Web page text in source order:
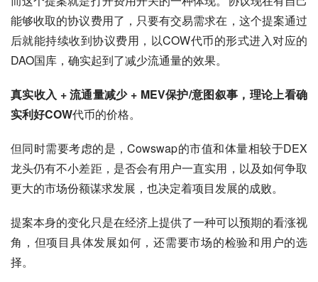
能够收取的协议费用了，只要有交易需求在，这个提案通过
后就能持续收到协议费用，以COW代币的形式进入对应的
DAO国库，确实起到了减少流通量的效果。
真实收入 + 流通量减少 + MEV保护/意图叙事，理论上看确
实利好COW代币的价格。
但同时需要考虑的是，Cowswap的市值和体量相较于DEX
龙头仍有不小差距，是否会有用户一直实用，以及如何争取
更大的市场份额谋求发展，也决定着项目发展的成败。
提案本身的变化只是在经济上提供了一种可以预期的看涨视
角，但项目具体发展如何，还需要市场的检验和用户的选
择。